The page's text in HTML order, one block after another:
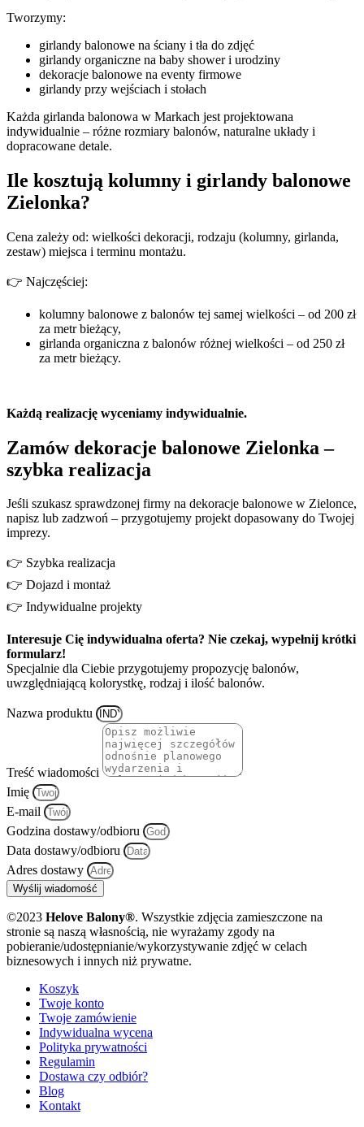
Tworzymy:
girlandy balonowe na ściany i tła do zdjęć
girlandy organiczne na baby shower i urodziny
dekoracje balonowe na eventy firmowe
girlandy przy wejściach i stołach
Każda girlanda balonowa w Markach jest projektowana
indywidualnie – różne rozmiary balonów, naturalne układy i
dopracowane detale.
Ile kosztują kolumny i girlandy balonowe
Zielonka?
Cena zależy od: wielkości dekoracji, rodzaju (kolumny, girlanda,
zestaw) miejsca i terminu montażu.
👉 Najczęściej:
kolumny balonowe z balonów tej samej wielkości – od 200 zł
za metr bieżący,
girlanda organiczna z balonów różnej wielkości – od 250 zł
za metr bieżący.
Każdą realizację wyceniamy indywidualnie.
Zamów dekoracje balonowe Zielonka –
szybka realizacja
Jeśli szukasz sprawdzonej firmy na dekoracje balonowe w Zielonce,
napisz lub zadzwoń – przygotujemy projekt dopasowany do Twojej
imprezy.
👉 Szybka realizacja
👉 Dojazd i montaż
👉 Indywidualne projekty
Interesuje Cię indywidualna oferta? Nie czekaj, wypełnij krótki
formularz!
Specjalnie dla Ciebie przygotujemy propozycję balonów,
uwzględniającą kolorystkę, rodzaj i ilość balonów.
Nazwa produktu
Treść wiadomości
Imię
E-mail
Godzina dostawy/odbioru
Data dostawy/odbioru
Adres dostawy
Wyślij wiadomość
©2023 Helove Balony®. Wszystkie zdjęcia zamieszczone na
stronie są naszą własnością, nie wyrażamy zgody na
pobieranie/udostępnianie/wykorzystywanie zdjęć w celach
biznesowych i innych niż prywatne.
Koszyk
Twoje konto
Twoje zamówienie
Indywidualna wycena
Polityka prywatności
Regulamin
Dostawa czy odbiór?
Blog
Kontakt